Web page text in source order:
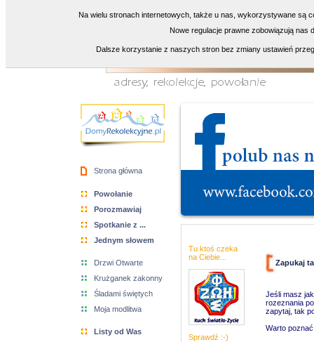
Strona główna
Powołanie
Porozmawiaj
Spotkanie z ...
Jednym słowem
Drzwi Otwarte
Krużganek zakonny
Śladami świętych
Moja modlitwa
Listy od Was
Tu ktoś czeka
na Ciebie...
Sprawdź :-)
Zapukaj
Jeśli masz
rozeznania
zapytaj, tak
Warto
Na wielu stronach internetowych, także u nas, wykorzystywane są
Nowe regulacje prawne zobowiązują nas
Dalsze korzystanie z naszych stron bez zmiany ustawień